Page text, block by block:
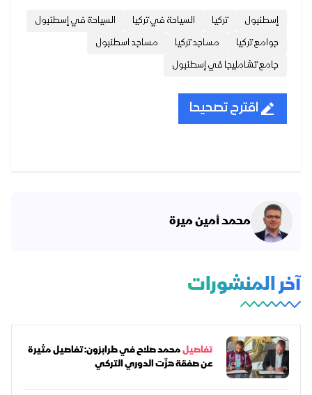
إسطنبول تركيا السياحة في تركيا
السياحة في إسطنبول
جوامع تركيا
مساجد تركيا
مساجد اسطنبول
جامع تشامليجا في إسطنبول
اقترح تصحيحا
محمد أمين ميرة
آخر المنشورات
تفاصيلمحمد صلاح في طرابزون: تفاصيل مثيرة
عن صفقة هزّت الدوري التركي